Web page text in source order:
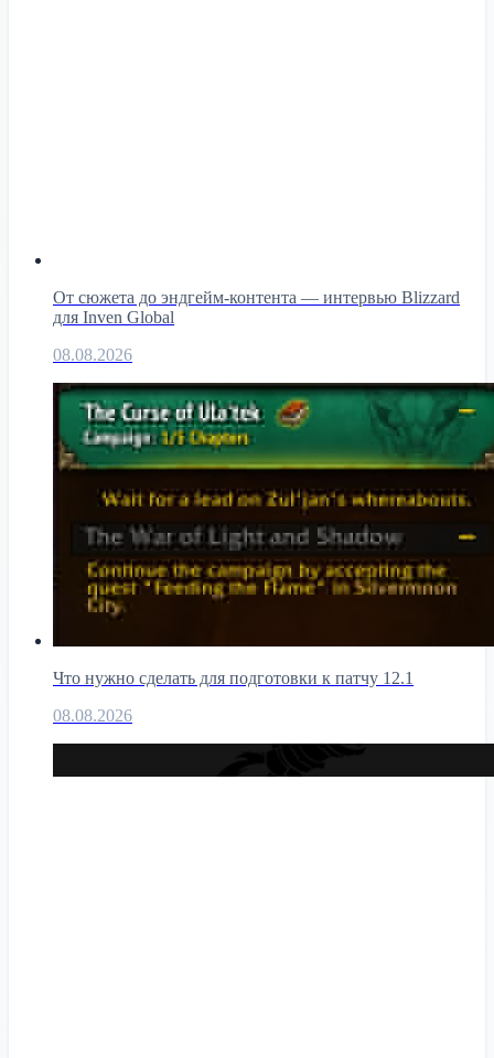
От сюжета до эндгейм-контента — интервью Blizzard
для Inven Global
08.08.2026
Что нужно сделать для подготовки к патчу 12.1
08.08.2026